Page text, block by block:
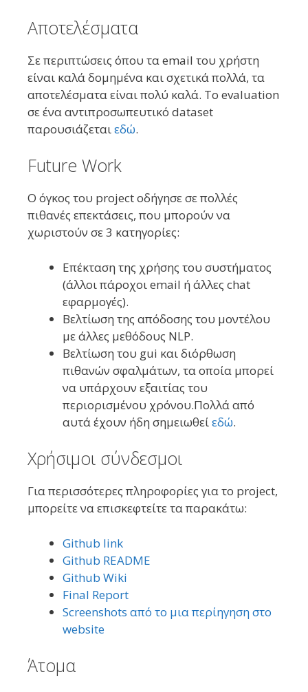
Αποτελέσματα
Σε περιπτώσεις όπου τα email του χρήστη
είναι καλά δομημένα και σχετικά πολλά, τα
αποτελέσματα είναι πολύ καλά. Το evaluation
σε ένα αντιπροσωπευτικό dataset
παρουσιάζεταιεδώ.
Future Work
Ο όγκος του project οδήγησε σε πολλές
πιθανές επεκτάσεις, που μπορούν να
χωριστούν σε 3 κατηγορίες:
Επέκταση της χρήσης του συστήματος
(άλλοι πάροχοι email ή άλλες chat
εφαρμογές).
Βελτίωση της απόδοσης του μοντέλου
με άλλες μεθόδους NLP.
Βελτίωση του gui και διόρθωση
πιθανών σφαλμάτων, τα οποία μπορεί
να υπάρχουν εξαιτίας του
περιορισμένου χρόνου.Πολλά από
αυτά έχουν ήδη σημειωθείεδώ.
Χρήσιμοι σύνδεσμοι
Για περισσότερες πληροφορίες για το project,
μπορείτε να επισκεφτείτε τα παρακάτω:
Github link
Github README
Github Wiki
Final Report
Screenshots από το μια περίηγηση στο
website
Άτομα